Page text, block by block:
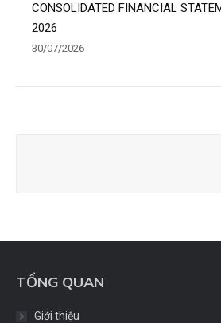
CONSOLIDATED FINANCIAL
2026
30/07/2026
TỔNG QUAN
Giới thiệu